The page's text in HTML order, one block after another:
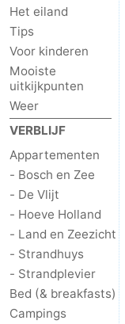
Het eiland
Tips
Voor kinderen
Mooiste
uitkijkpunten
Weer
VERBLIJF
Appartementen
- Bosch en Zee
- De Vlijt
- Hoeve Holland
- Land en Zeezicht
- Strandhuys
- Strandplevier
Bed (& breakfasts)
Campings